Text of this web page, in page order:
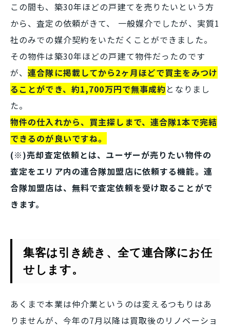
この間も、築30年ほどの戸建てを売りたいという方
から、査定の依頼がきて、 一般媒介でしたが、実質1
社のみでの媒介契約をいただくことができました。
その物件は築30年ほどの戸建て物件だったのです
が、連合隊に掲載してから2ヶ月ほどで買主をみつけ
ることができ、約1,700万円で無事成約 となりまし
た。
物件の仕入れから、買主探しまで、連合隊1本で完結
できるのが良いですね。
(※)売却査定依頼とは、ユーザーが売りたい物件の
査定をエリア内の連合隊加盟店に依頼する機能。連
合隊加盟店は、無料で査定依頼を受け取ることがで
きます。
集客は引き続き、全て連合隊にお任
せします。
あくまで本業は仲介業というのは変えるつもりはあ
りませんが、今年の7月以降は買取後のリノベーショ